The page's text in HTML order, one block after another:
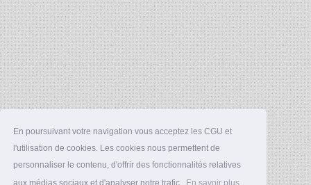
En poursuivant votre navigation vous acceptez les CGU et
l'utilisation de cookies. Les cookies nous permettent de
personnaliser le contenu, d'offrir des fonctionnalités relatives
aux médias sociaux et d'analyser notre trafic.
En savoir plus